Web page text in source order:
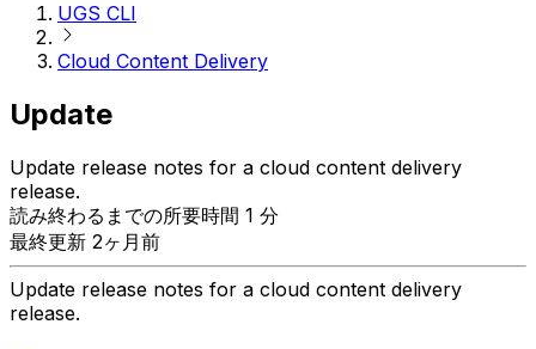
UGS CLI
Cloud Content Delivery
Update
Update release notes for a cloud content delivery
release.
読み終わるまでの所要時間 1 分
最終更新 2ヶ月前
Update release notes for a cloud content delivery
release.